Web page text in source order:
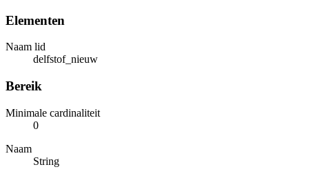
Elementen
Naam lid
delfstof_nieuw
Bereik
Minimale cardinaliteit
0
Naam
String